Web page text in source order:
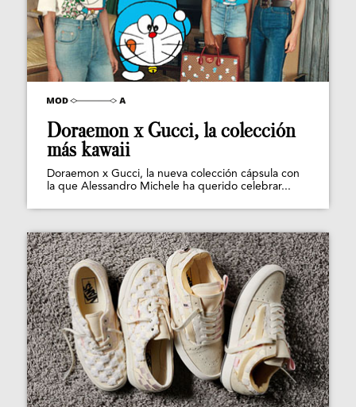
Doraemon x Gucci, la colección
más kawaii
Doraemon x Gucci, la nueva colección cápsula con
la que Alessandro Michele ha querido celebrar...